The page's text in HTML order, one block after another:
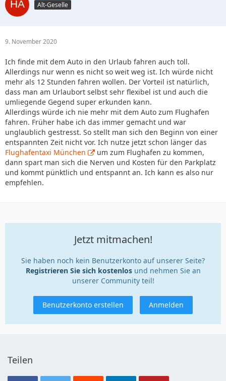
Alt-Geselle
9. November 2020
Ich finde mit dem Auto in den Urlaub fahren auch toll.
Allerdings nur wenn es nicht so weit weg ist. Ich würde nicht
mehr als 12 Stunden fahren wollen. Der Vorteil ist natürlich,
dass man am Urlaubort selbst sehr flexibel ist und auch die
umliegende Gegend super erkunden kann.
Allerdings würde ich nie mehr mit dem Auto zum Flughafen
fahren. Früher habe ich das immer gemacht und war
unglaublich gestresst. So stellt man sich den Beginn von einer
entspannten Zeit nicht vor. Ich nutze jetzt schon länger das
Flughafentaxi München
um zum Flughafen zu kommen,
dann spart man sich die Nerven und Kosten für den Parkplatz
und kommt pünktlich und entspannt an. Ich kann es also nur
empfehlen.
Jetzt mitmachen!
Sie haben noch kein Benutzerkonto auf unserer Seite?
Registrieren Sie sich kostenlosund nehmen Sie an
unserer Community teil!
Benutzerkonto erstellen Anmelden
Teilen